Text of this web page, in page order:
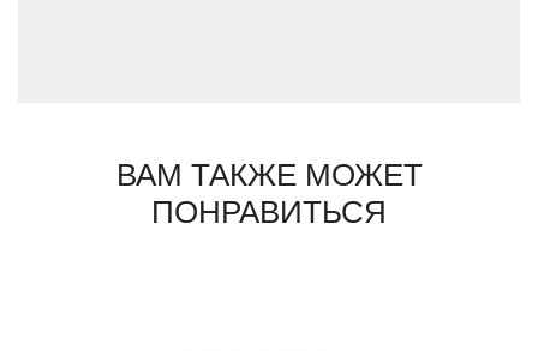
ВАМ ТАКЖЕ МОЖЕТ
ПОНРАВИТЬСЯ